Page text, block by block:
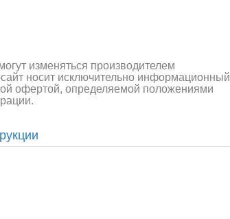
изменяться производителем
носит исключительно информационный
офертой, определяемой положениями